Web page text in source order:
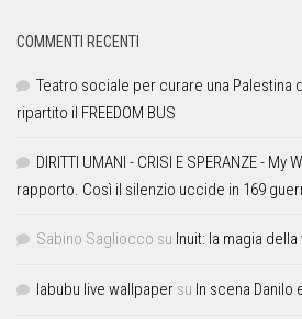
COMMENTI RECENTI
Teatro sociale per curare una Palestina
ripartito il FREEDOM BUS
DIRITTI UMANI - CRISI E SPERANZE - My
rapporto. Così il silenzio uccide in 169
Sabino Sagliocco su Inuit: la magia della
labubu live wallpaper su In scena Danilo